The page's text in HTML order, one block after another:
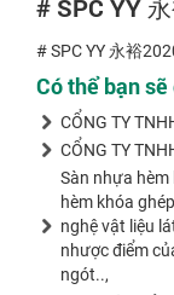
# SPC YY
# SPC YY 永裕
Có thể bạn
CỔNG TY
CỔNG TY
Sàn nhựa
hèm khóa
nghệ vật liệu
nhược điểm
ngót..,